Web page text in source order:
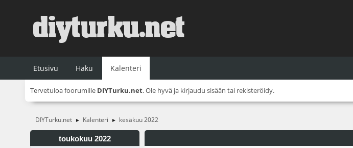
Etusivu Haku Kalenteri
Tervetuloa foorumille DIYTurku.net. Ole hyvä ja kirjaudu sisään tai rekisteröidy.
DIYTurku.net ► Kalenteri ► kesäkuu 2022
toukokuu 2022